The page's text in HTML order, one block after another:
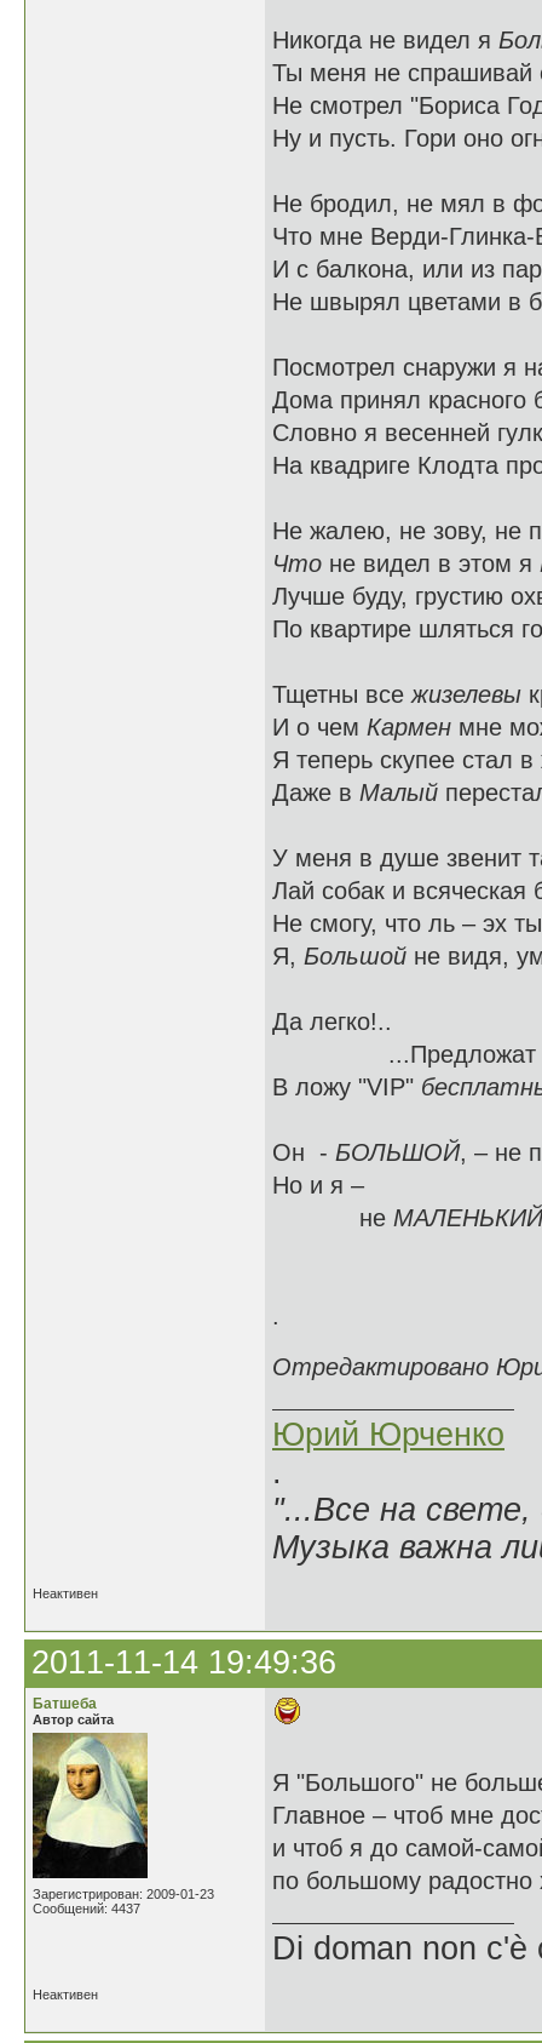
Никогда не видел я
Ты меня не спрашивай
Не смотрел "Бориса
Ну и пусть. Гори оно
Не бродил, не мял в
Что мне Верди-
И с балкона, или из
Не швырял цветами в
Посмотрел снаружи я
Дома принял красного
Словно я весенней
На квадриге Клодта
Не жалею, не зову, не
Что не видел в этом я
Лучше буду, грустию
По квартире шляться
Тщетны все жизелевы
И о чем Кармен мне
Я теперь скупее стал
Даже в Малый
У меня в душе звенит
Лай собак и всяческая
Не смогу, что ль – эх
Я, Большой не видя,
Да легко!..
...Предложат
В ложу "VIP"
Он - БОЛЬШОЙ, – не
Но и я –
не МАЛЕНЬКИЙ
.
Отредактировано
Юрий Юрченко
.
"...Все на свете,
Музыка важна
Неактивен
2011-11-14 19:49:36
Батшеба
Автор сайта
Зарегистрирован: 2009-01-23
Сообщений: 4437
Я "Большого" не
Главное – чтоб мне
и чтоб я до самой-
по большому радостно
Di doman non c'è
Неактивен